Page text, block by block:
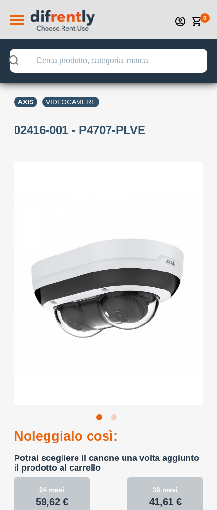
0
AXIS VIDEOCAMERE
02416-001 - P4707-PLVE
Noleggialo così:
Potrai scegliere il canone una volta aggiunto
il prodotto al carrello
24 mesi
59,62 €
36 mesi
41,61 €